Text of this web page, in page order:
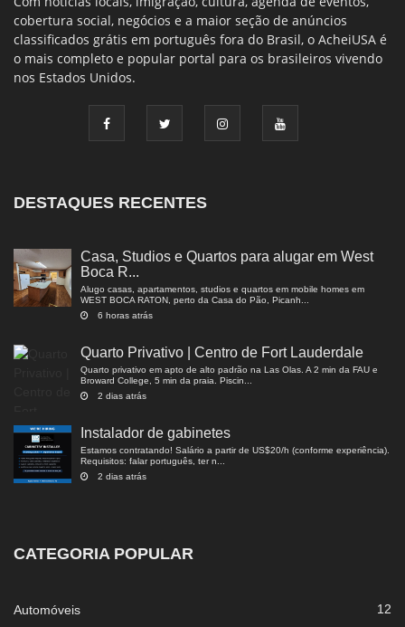
cobertura social, negócios e a maior seção de anúncios
classificados grátis em português fora do Brasil, o AcheiUSA é
o mais completo e popular portal para os brasileiros vivendo
nos Estados Unidos.
DESTAQUES RECENTES
Casa, Studios e Quartos para alugar em West
Boca R...
Alugo casas, apartamentos, studios e quartos em mobile homes em
WEST BOCA RATON, perto da Casa do Pão, Picanh...
6 horas atrás
Quarto Privativo | Centro de Fort Lauderdale
Quarto privativo em apto de alto padrão na Las Olas. A 2 min da FAU e
Broward College, 5 min da praia. Piscin...
2 dias atrás
Instalador de gabinetes
Estamos contratando! Salário a partir de US$20/h (conforme experiência).
Requisitos: falar português, ter n...
2 dias atrás
CATEGORIA POPULAR
Automóveis 12